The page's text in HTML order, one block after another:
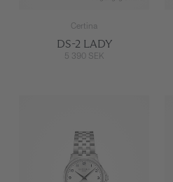
Certina
DS-2 LADY
5 390 SEK